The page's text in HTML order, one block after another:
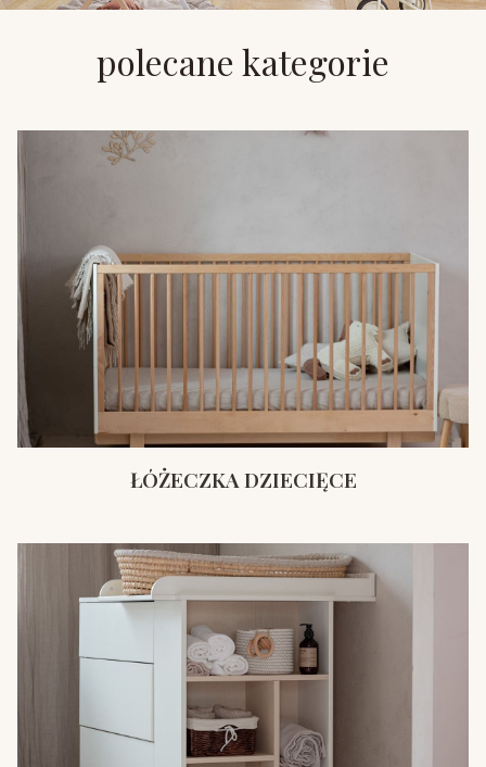
polecane kategorie
ŁÓŻECZKA DZIECIĘCE